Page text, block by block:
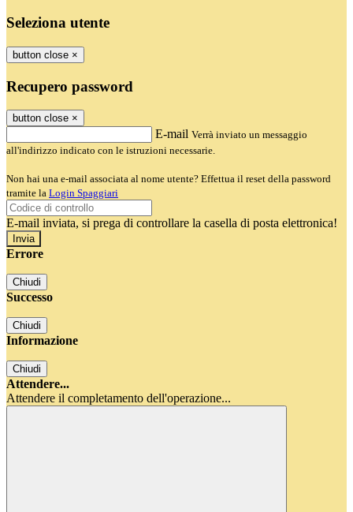
Seleziona utente
button close ×
Recupero password
button close ×
E-mail Verrà inviato un messaggio
all'indirizzo indicato con le istruzioni necessarie.
Non hai una e-mail associata al nome utente? Effettua il reset della password
tramite la Login Spaggiari
E-mail inviata, si prega di controllare la casella di posta elettronica!
Errore
Chiudi
Successo
Chiudi
Informazione
Chiudi
Attendere...
Attendere il completamento dell'operazione...